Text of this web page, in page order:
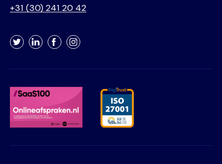
+31 (30) 241 20 42
TwitterLinkedInFacebookInstagram